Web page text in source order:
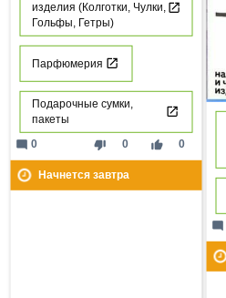
изделия (Колготки, Чулки,
Гольфы, Гетры)
Парфюмерия
Подарочные сумки,
пакеты
thumb_down 0 thumb_up 0
mode_comment 0
Начнется завтра
mode_comment